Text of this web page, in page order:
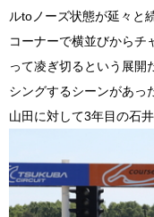
ルtoノーズ状態が延々と
コーナーで横並びからチ
って凌ぎ切るという展開
シングするシーンがあっ
山田に対して3年目の石